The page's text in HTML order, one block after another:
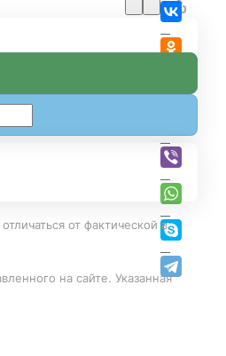
от фактической в
на сайте. Указанная